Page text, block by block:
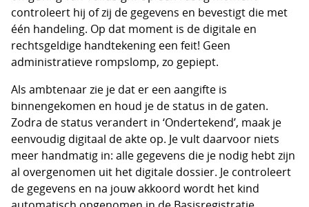
controleert hij of zij de gegevens en bevestigt die met
één handeling. Op dat moment is de digitale en
rechtsgeldige handtekening een feit! Geen
administratieve rompslomp, zo gepiept.
Als ambtenaar zie je dat er een aangifte is
binnengekomen en houd je de status in de gaten.
Zodra de status verandert in ‘Ondertekend’, maak je
eenvoudig digitaal de akte op. Je vult daarvoor niets
meer handmatig in: alle gegevens die je nodig hebt zijn
al overgenomen uit het digitale dossier. Je controleert
de gegevens en na jouw akkoord wordt het kind